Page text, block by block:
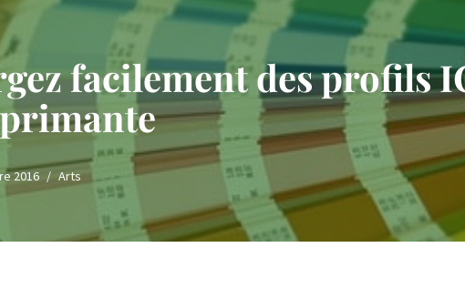
facilement des profils
2016 Arts